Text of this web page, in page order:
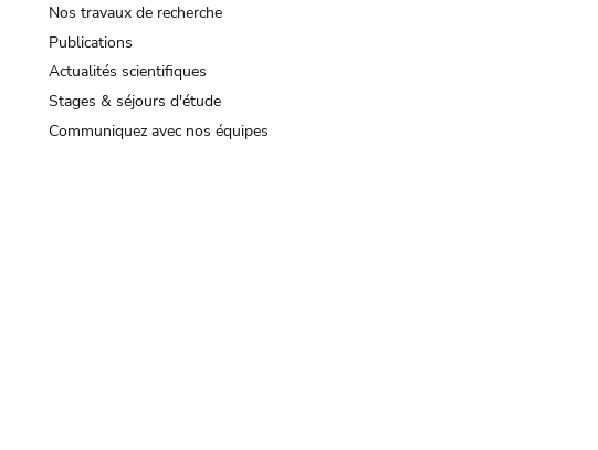
Nos travaux de recherche
Publications
Actualités scientifiques
Stages & séjours d'étude
Communiquez avec nos équipes